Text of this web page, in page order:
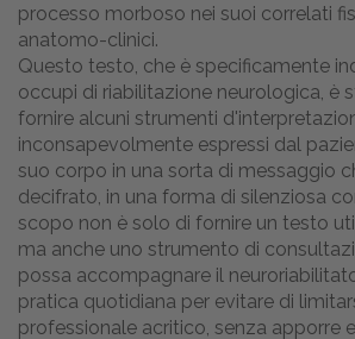
processo morboso nei suoi correlati
anatomo-clinici.
Questo testo, che è specificamente
occupi di riabilitazione neurologica, è
fornire alcuni strumenti
inconsapevolmente espressi dal
suo corpo in una sorta di messaggio
decifrato, in una forma di silenziosa
scopo non è solo di fornire un testo
ma anche uno strumento di
possa accompagnare il
pratica quotidiana per evitare di
professionale acritico, senza apporre